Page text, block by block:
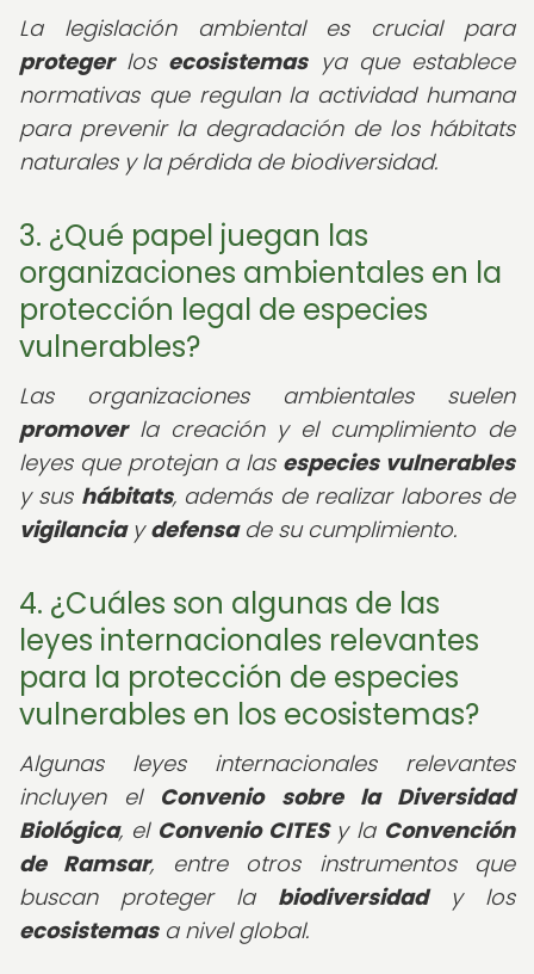
La legislación ambiental es crucial para
protegerlos ecosistemasya que establece
normativas que regulan la actividad humana
para prevenir la degradación de los hábitats
naturales y la pérdida de biodiversidad.
3. ¿Qué papel juegan las
organizaciones ambientales en la
protección legal de especies
vulnerables?
Las organizaciones ambientales suelen
promoverla creación y el cumplimiento de
leyes que protejan a las especies vulnerables
y sus hábitats, además de realizar labores de
vigilanciaydefensade su cumplimiento.
4. ¿Cuáles son algunas de las
leyes internacionales relevantes
para la protección de especies
vulnerables en los ecosistemas?
Algunas leyes internacionales relevantes
incluyen el Convenio sobre la Diversidad
Biológica, el Convenio CITESy la Convención
de Ramsar, entre otros instrumentos que
buscan proteger la biodiversidady los
ecosistemasa nivel global.